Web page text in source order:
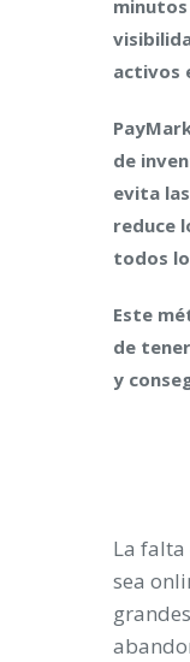
activos
de
evita
reduce
todos
Este
de
y
La falta
sea